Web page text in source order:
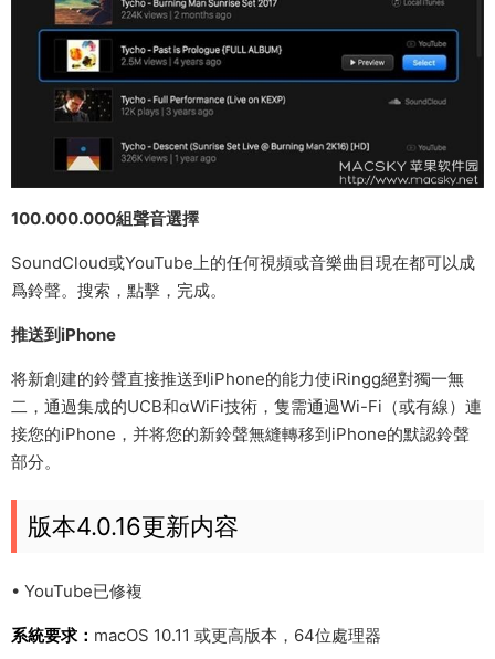
100.000.000組聲音選擇
SoundCloud或YouTube上的任何視頻或音樂曲目現在都可以成
爲鈴聲。搜索，點擊，完成。
推送到iPhone
将新創建的鈴聲直接推送到iPhone的能力使iRingg絕對獨一無
二，通過集成的UCB和αWiFi技術，隻需通過Wi-Fi（或有線）連
接您的iPhone，并将您的新鈴聲無縫轉移到iPhone的默認鈴聲
部分。
版本4.0.16更新内容
• YouTube已修複
系統要求： macOS 10.11 或更高版本，64位處理器